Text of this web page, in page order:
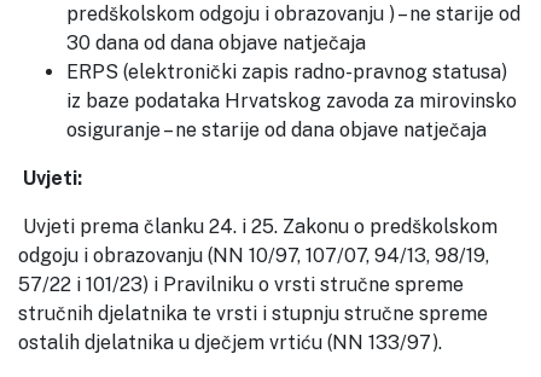
predškolskom odgoju i obrazovanju ) – ne starije od
30 dana od dana objave natječaja
ERPS (elektronički zapis radno-pravnog statusa)
iz baze podataka Hrvatskog zavoda za mirovinsko
osiguranje – ne starije od dana objave natječaja
Uvjeti:
Uvjeti prema članku 24. i 25. Zakonu o predškolskom
odgoju i obrazovanju (NN 10/97, 107/07, 94/13, 98/19,
57/22 i 101/23) i Pravilniku o vrsti stručne spreme
stručnih djelatnika te vrsti i stupnju stručne spreme
ostalih djelatnika u dječjem vrtiću (NN 133/97).